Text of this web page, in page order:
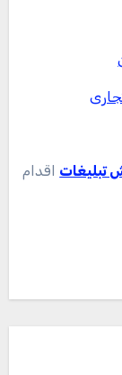
تبلیغات اقدام